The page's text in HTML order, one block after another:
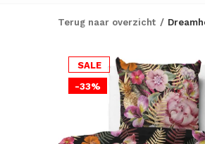
Terug naar overzicht
SALE
-33%